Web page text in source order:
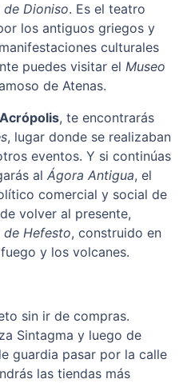
de Dioniso. Es el teatro
los antiguos griegos y
culturales
puedes visitar el Museo
de Atenas.
, te encontrarás
, lugar donde se realizaban
eventos. Y si continúas
al Ágora Antigua, el
comercial y social de
volver al presente,
de Hefesto, construido en
y los volcanes.
sin ir de compras.
Sintagma y luego de
guardia pasar por la calle
las tiendas más